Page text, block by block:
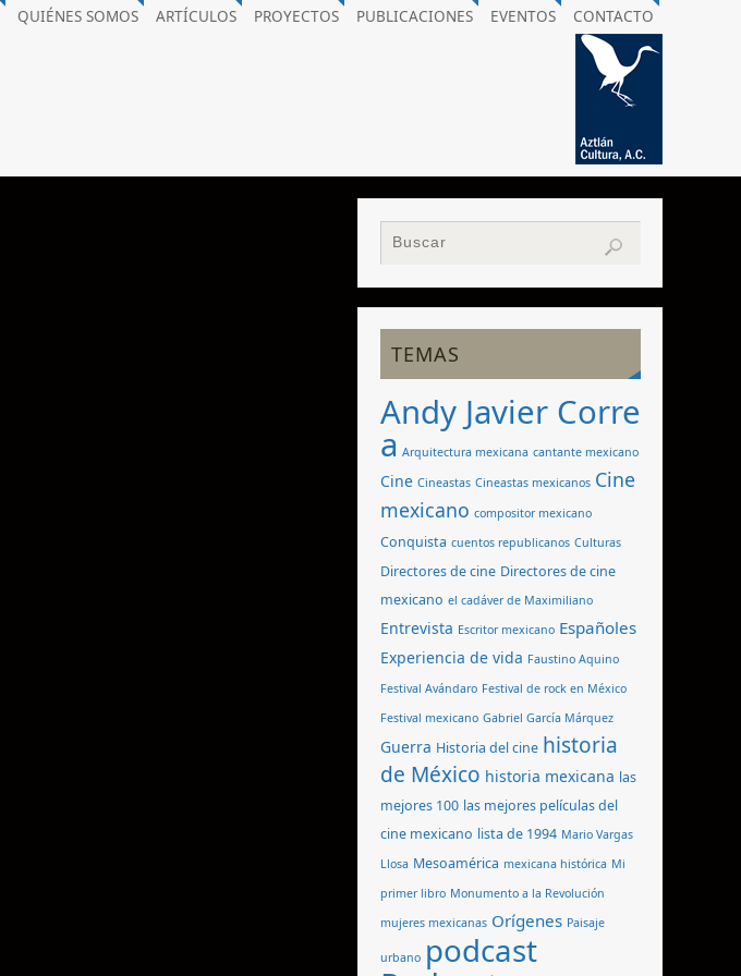
QUIÉNES SOMOS ARTÍCULOS PROYECTOS PUBLICACIONES EVENTOS CONTACTO
TEMAS
Andy Javier Corre
a Arquitectura mexicana cantante mexicano
Cine Cineastas Cineastas mexicanos Cine
mexicano compositor mexicano
Conquista cuentos republicanos Culturas
Directores de cine Directores de cine
mexicano el cadáver de Maximiliano
Entrevista Escritor mexicano Españoles
Experiencia de vida Faustino Aquino
Festival Avándaro Festival de rock en México
Festival mexicano Gabriel García Márquez
Guerra Historia del cine historia
de México historia mexicana las
mejores 100 las mejores películas del
cine mexicano lista de 1994 Mario Vargas
Llosa Mesoamérica mexicana histórica Mi
primer libro Monumento a la Revolución
mujeres mexicanas Orígenes Paisaje
urbano podcast